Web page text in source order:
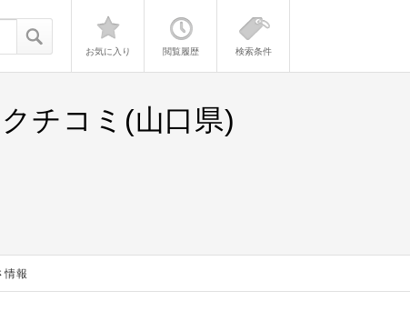
お気に入り 閲覧履歴 検索条件
チコミ(山口県)
情報